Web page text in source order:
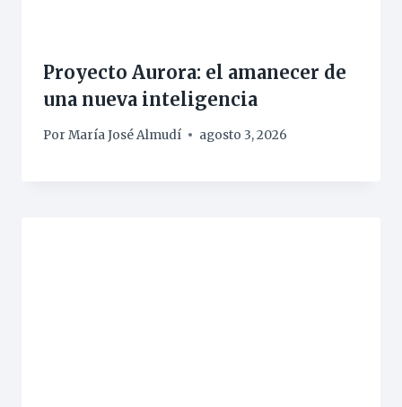
Proyecto Aurora: el amanecer de
una nueva inteligencia
Por María José Almudí agosto 3, 2026